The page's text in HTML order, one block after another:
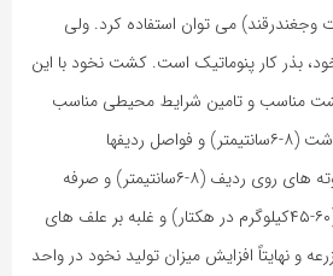
می توان استفاده کرد. ولی
بذر کار پنوماتیک است. کشت نخود با این
مناسب و تامین شرایط محیطی مناسب
برای گیاه نظیر کنترل عمق کاشت (۸-۶سانتیمتر) و فواصل ردیفها
(۵۰سانتیمتر) و فواصل بین بوته های روی ردیف (۸-۶سانتیمتر) و صرفه
جویی در میزان بذر مصرفی (۶۰-۴۵کیلوگرم در هکتار) و غلبه بر علف های
و نهایتاً افزایش میزان تولید نخود در واحد